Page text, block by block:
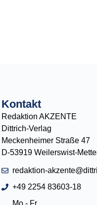
Kontakt
Redaktion AKZENTE
Dittrich-Verlag
Meckenheimer Straße 47
D-53919 Weilerswist-
redaktion-
+49 2254 83603-18
Mo - Fr